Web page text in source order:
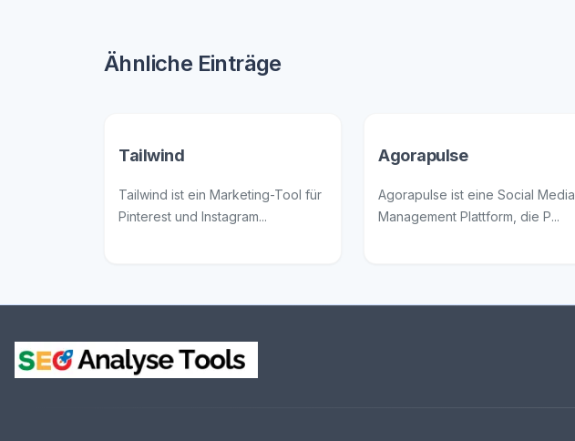
Ähnliche Einträge
Tailwind
Tailwind ist ein Marketing-Tool für
Pinterest und Instagram...
Agorapulse
Agorapulse ist eine Social Media
Management Plattform, die P...